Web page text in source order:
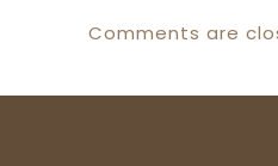
Comments are